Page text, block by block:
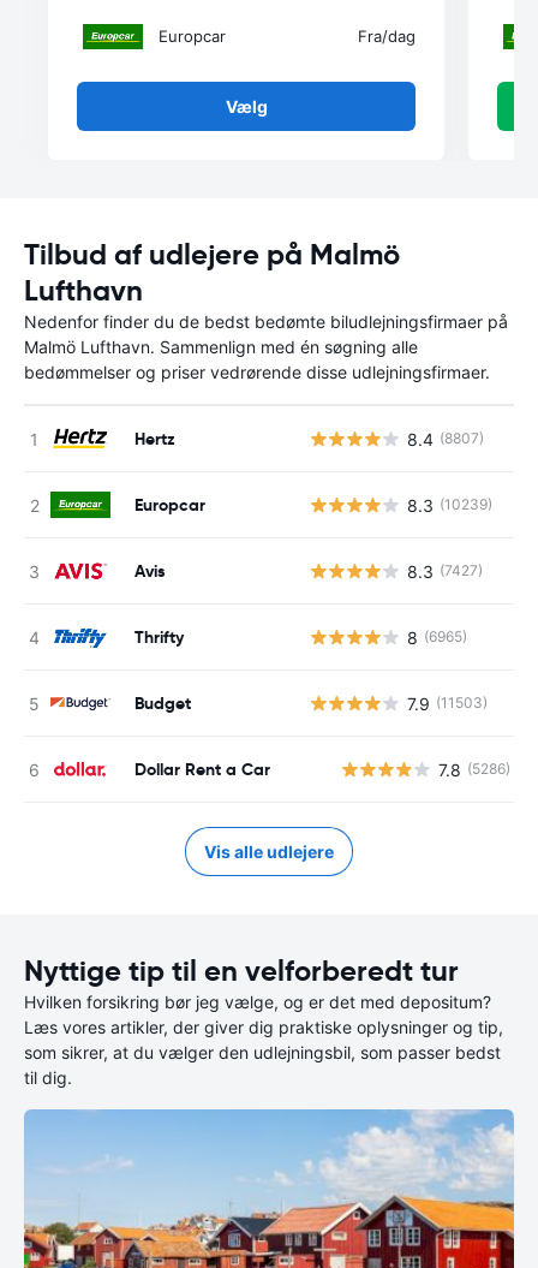
Europcar Fra/dag
Vælg
Tilbud af udlejere på Malmö
Lufthavn
Nedenfor finder du de bedst bedømte biludlejningsfirmaer på
Malmö Lufthavn. Sammenlign med én søgning alle
bedømmelser og priser vedrørende disse udlejningsfirmaer.
Hertz 8.4 (8807)
Europcar 8.3 (10239)
Avis 8.3 (7427)
Thrifty 8 (6965)
Budget 7.9 (11503)
Dollar Rent a Car 7.8 (5286)
Vis alle udlejere
Nyttige tip til en velforberedt tur
Hvilken forsikring bør jeg vælge, og er det med depositum?
Læs vores artikler, der giver dig praktiske oplysninger og tip,
som sikrer, at du vælger den udlejningsbil, som passer bedst
til dig.